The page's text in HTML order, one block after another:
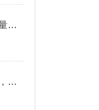
6要素气象站厂家：机身小巧轻量化，狭小点位灵活布设安装
6要素微气象站：六参一体集成，六项气象参数同步采集